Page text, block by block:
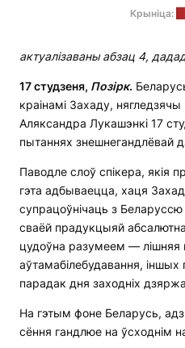
Крыніца:
актуалізаваны абзац 4,
17 студзеня, Позірк.
краінамі Захаду,
Аляксандра Лукашэнкі 17
пытаннях знешнегандлёвай
Паводле слоў спікера, якія
гэта адбываецца, хаця Захад
супрацоўнічаць з Беларуссю
сваёй прадукцыяй
цудоўна разумеем — лішняя
аўтамабілебудавання, іншых
парадак дня заходніх
На гэтым фоне Беларусь,
сёння гандлюе на ўсходнім